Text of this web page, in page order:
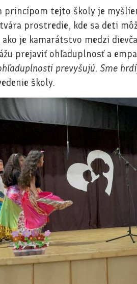
princípom tejto školy je
prostredie, kde sa deti
ako je kamarátstvo medzi
prejaviť ohľaduplnosť a
prevyšujú. Sme
školy.